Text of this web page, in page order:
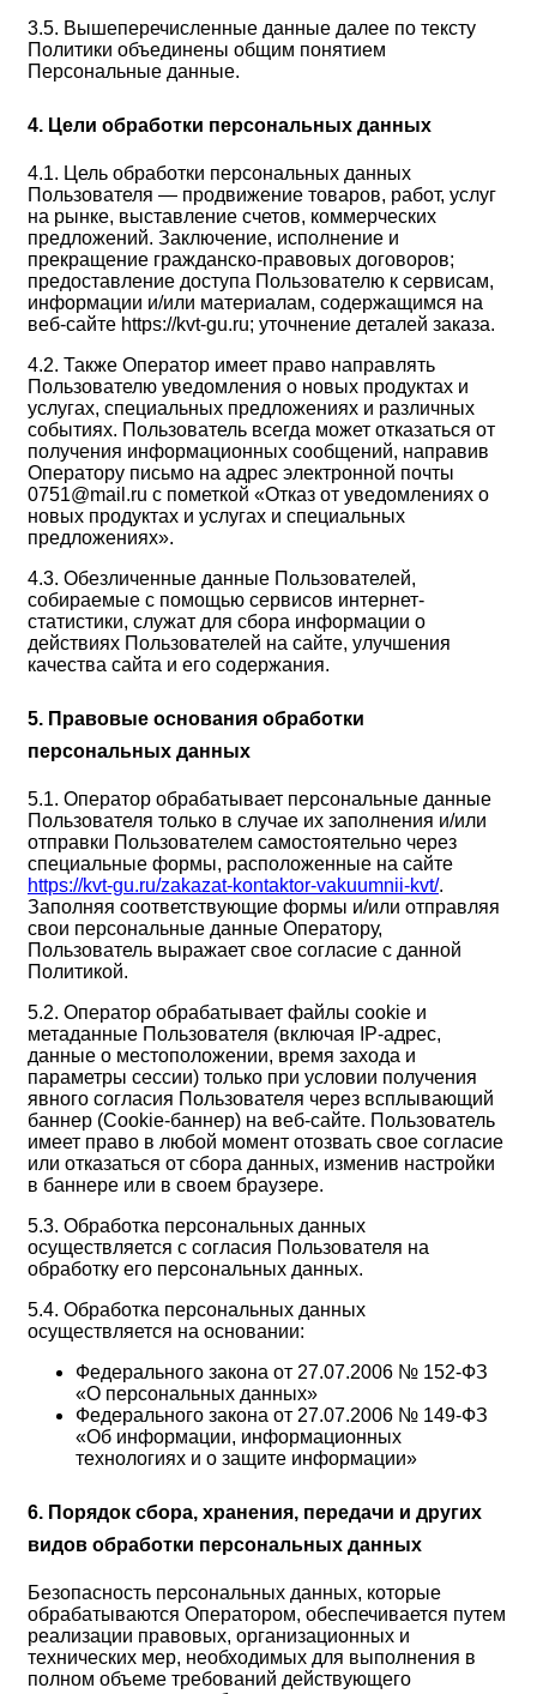
3.5. Вышеперечисленные данные далее по тексту
Политики объединены общим понятием
Персональные данные.
4. Цели обработки персональных данных
4.1. Цель обработки персональных данных
Пользователя — продвижение товаров, работ, услуг
на рынке, выставление счетов, коммерческих
предложений. Заключение, исполнение и
прекращение гражданско-правовых договоров;
предоставление доступа Пользователю к сервисам,
информации и/или материалам, содержащимся на
веб-сайте https://kvt-gu.ru; уточнение деталей заказа.
4.2. Также Оператор имеет право направлять
Пользователю уведомления о новых продуктах и
услугах, специальных предложениях и различных
событиях. Пользователь всегда может отказаться от
получения информационных сообщений, направив
Оператору письмо на адрес электронной почты
0751@mail.ru с пометкой «Отказ от уведомлениях о
новых продуктах и услугах и специальных
предложениях».
4.3. Обезличенные данные Пользователей,
собираемые с помощью сервисов интернет-
статистики, служат для сбора информации о
действиях Пользователей на сайте, улучшения
качества сайта и его содержания.
5. Правовые основания обработки
персональных данных
5.1. Оператор обрабатывает персональные данные
Пользователя только в случае их заполнения и/или
отправки Пользователем самостоятельно через
специальные формы, расположенные на сайте
https://kvt-gu.ru/zakazat-kontaktor-vakuumnii-kvt/.
Заполняя соответствующие формы и/или отправляя
свои персональные данные Оператору,
Пользователь выражает свое согласие с данной
Политикой.
5.2. Оператор обрабатывает файлы cookie и
метаданные Пользователя (включая IP-адрес,
данные о местоположении, время захода и
параметры сессии) только при условии получения
явного согласия Пользователя через всплывающий
баннер (Cookie-баннер) на веб-сайте. Пользователь
имеет право в любой момент отозвать свое согласие
или отказаться от сбора данных, изменив настройки
в баннере или в своем браузере.
5.3. Обработка персональных данных
осуществляется с согласия Пользователя на
обработку его персональных данных.
5.4. Обработка персональных данных
осуществляется на основании:
Федерального закона от 27.07.2006 № 152-ФЗ
«О персональных данных»
Федерального закона от 27.07.2006 № 149-ФЗ
«Об информации, информационных
технологиях и о защите информации»
6. Порядок сбора, хранения, передачи и других
видов обработки персональных данных
Безопасность персональных данных, которые
обрабатываются Оператором, обеспечивается путем
реализации правовых, организационных и
технических мер, необходимых для выполнения в
полном объеме требований действующего